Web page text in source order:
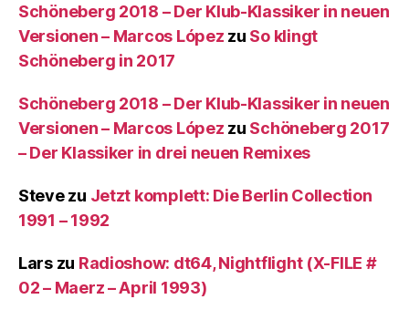
Schöneberg 2018 – Der Klub-Klassiker in neuen
Versionen – Marcos López zu So klingt
Schöneberg in 2017
Schöneberg 2018 – Der Klub-Klassiker in neuen
Versionen – Marcos López zu Schöneberg 2017
– Der Klassiker in drei neuen Remixes
Stevezu Jetzt komplett: Die Berlin Collection
1991 – 1992
Larszu Radioshow: dt64, Nightflight (X-FILE #
02 – Maerz – April 1993)